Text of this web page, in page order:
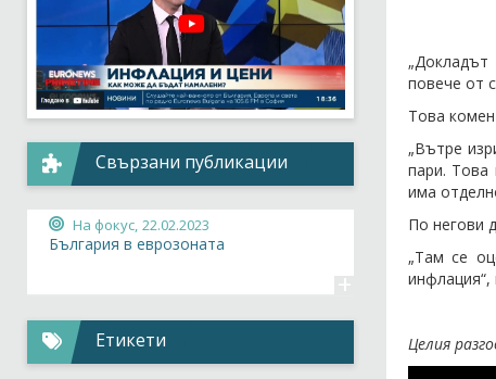
повече от
Това
„Вътре
пари. Това
има
По негови
„Там се
Целия
Свързани публикации
На фокус, 22.02.2023
България в еврозоната
+
Етикети